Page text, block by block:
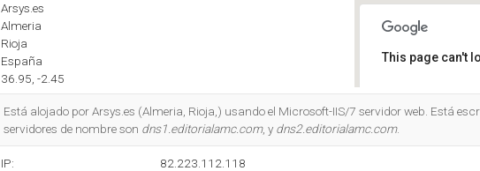
Arsys.es
Almeria
Rioja
España
36.95, -2.45
This page can't
Está alojado por Arsys.es (Almeria, Rioja,) usando el Microsoft-IIS/7 servidor web. Está
servidores de nombre son dns1.editorialamc.com, y dns2.editorialamc.com.
IP: 82.223.112.118